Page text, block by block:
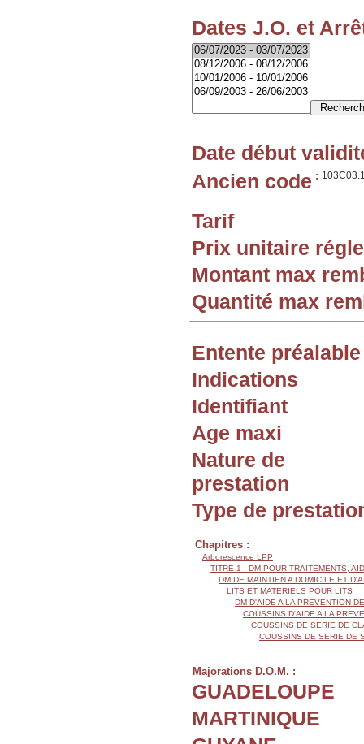
Dates J.O. et
Date début
Ancien code :
Tarif
Prix unitaire
Montant max
Quantité max
Entente préalable
Indications
Identifiant
Age maxi
Nature de
prestation
Type de
Chapitres :
Arborescence LPP
TITRE 1 : DM POUR TRAITEMENTS,
DM DE MAINTIEN A DOMICILE ET
LITS ET MATERIELS POUR LITS
DM D'AIDE A LA PREVENTION
COUSSINS D'AIDE A LA
COUSSINS DE SERIE DE
COUSSINS DE SERIE DE
Majorations D.O.M. :
GUADELOUPE
MARTINIQUE